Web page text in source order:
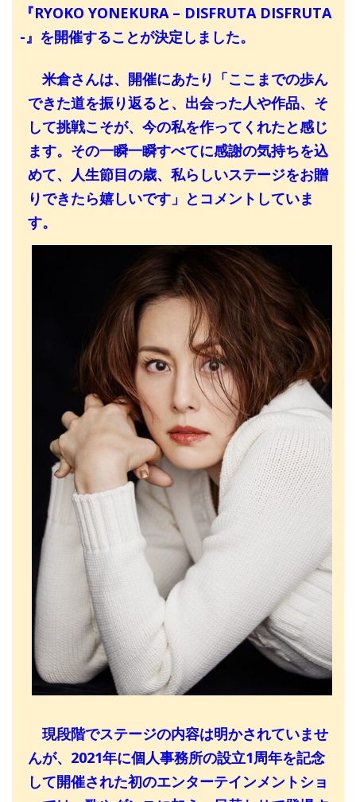
『RYOKO YONEKURA – DISFRUTA DISFRUTA
-』を開催することが決定しました。
米倉さんは、開催にあたり「ここまでの歩ん
できた道を振り返ると、出会った人や作品、そ
して挑戦こそが、今の私を作ってくれたと感じ
ます。その一瞬一瞬すべてに感謝の気持ちを込
めて、人生節目の歳、私らしいステージをお贈
りできたら嬉しいです」とコメントしていま
す。
現段階でステージの内容は明かされていませ
んが、2021年に個人事務所の設立1周年を記念
して開催された初のエンターテインメントショ